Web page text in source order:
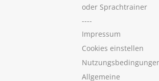
oder Sprachtrainer
----
Impressum
Cookies einstellen
Allgemeine